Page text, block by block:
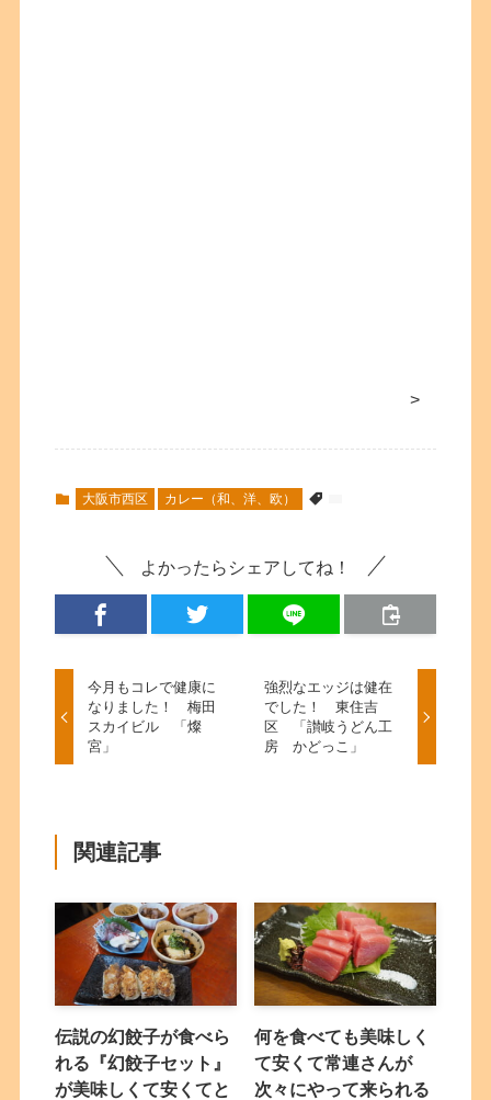
>
大阪市西区 カレー（和、洋、欧）
よかったらシェアしてね！
今月もコレで健康に
なりました！ 梅田
スカイビル 「燦
宮」
強烈なエッジは健在
でした！ 東住吉
区 「讃岐うどん工
房 かどっこ」
関連記事
伝説の幻餃子が食べら
れる『幻餃子セット』
が美味しくて安くてと
何を食べても美味しく
て安くて常連さんが
次々にやって来られる